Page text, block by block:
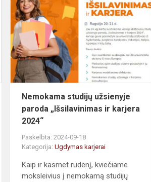
bankas"
kviečia
moksleivius
savanoriauti
Nemokama studijų užsienyje
paroda „Išsilavinimas ir karjera
2024“
Paskelbta: 2024-09-18
Kategorija:Ugdymas karjerai
Kaip ir kasmet rudenį, kviečiame
moksleivius į nemokamą studijų